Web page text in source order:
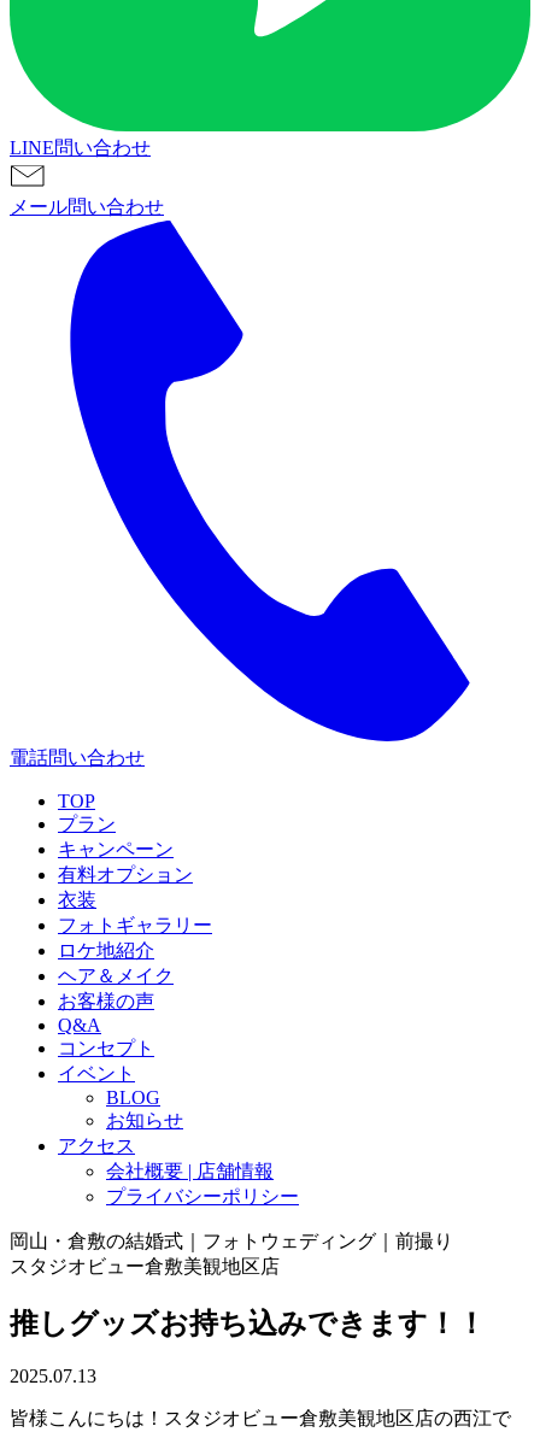
LINE問い合わせ
メール問い合わせ
電話問い合わせ
TOP
プラン
キャンペーン
有料オプション
衣装
フォトギャラリー
ロケ地紹介
ヘア＆メイク
お客様の声
Q&A
コンセプト
イベント
BLOG
お知らせ
アクセス
会社概要 | 店舗情報
プライバシーポリシー
岡山・倉敷の結婚式｜フォトウェディング｜前撮り
スタジオビュー倉敷美観地区店
推しグッズお持ち込みできます！！
2025.07.13
皆様こんにちは！スタジオビュー倉敷美観地区店の西江で